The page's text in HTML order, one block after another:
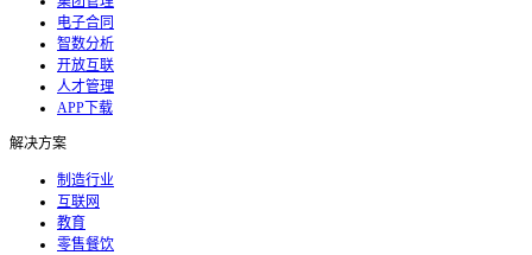
电子合同
智数分析
开放互联
人才管理
APP下载
解决方案
制造行业
互联网
教育
零售餐饮